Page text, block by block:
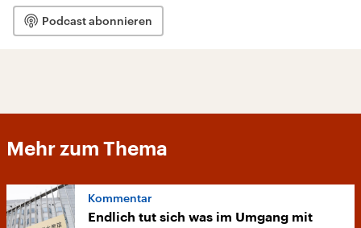
Podcast abonnieren
Mehr zum Thema
Kommentar
Endlich tut sich was im Umgang mit